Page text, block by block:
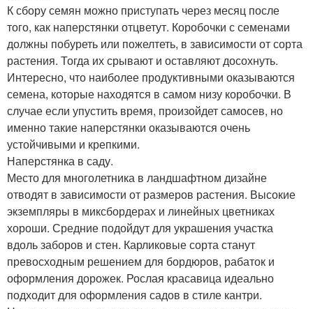
К сбору семян можно приступать через месяц после
того, как наперстянки отцветут. Коробочки с семенами
должны побуреть или пожелтеть, в зависимости от сорта
растения. Тогда их срывают и оставляют досохнуть.
Интересно, что наиболее продуктивными оказываются
семена, которые находятся в самом низу коробочки. В
случае если упустить время, произойдет самосев, но
именно такие наперстянки оказываются очень
устойчивыми и крепкими.
Наперстянка в саду.
Место для многолетника в ландшафтном дизайне
отводят в зависимости от размеров растения. Высокие
экземпляры в миксбордерах и линейных цветниках
хороши. Средние подойдут для украшения участка
вдоль заборов и стен. Карликовые сорта станут
превосходным решением для бордюров, рабаток и
оформления дорожек. Рослая красавица идеально
подходит для оформления садов в стиле кантри.